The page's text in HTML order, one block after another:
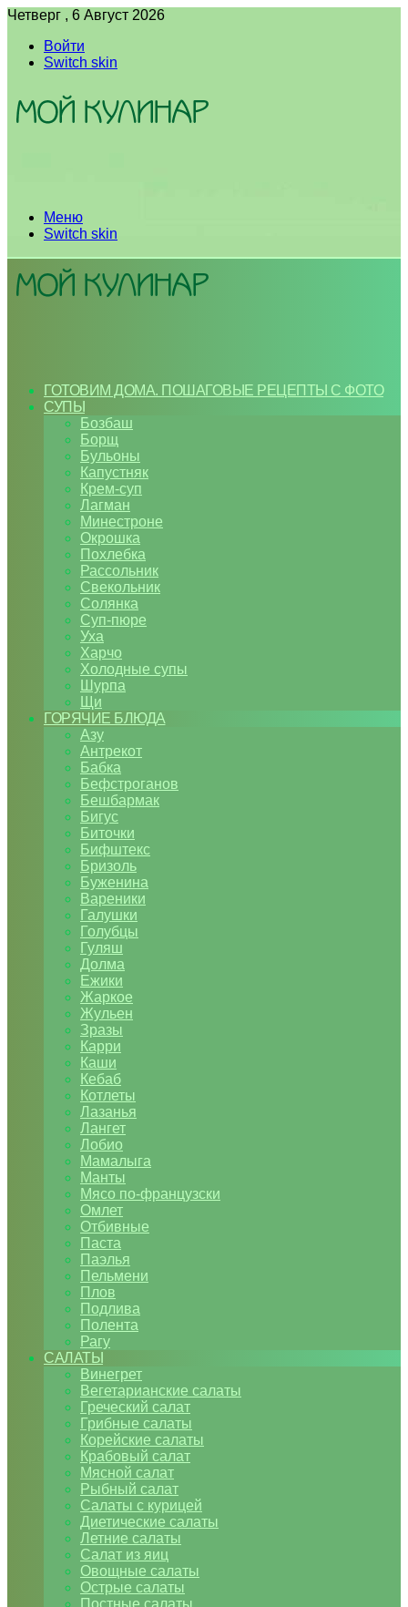
Четверг , 6 Август 2026
Войти
Switch skin
Меню
Switch skin
ГОТОВИМ ДОМА. ПОШАГОВЫЕ РЕЦЕПТЫ С ФОТО
СУПЫ
Бозбаш
Борщ
Бульоны
Капустняк
Крем-суп
Лагман
Минестроне
Окрошка
Похлебка
Рассольник
Свекольник
Солянка
Суп-пюре
Уха
Харчо
Холодные супы
Шурпа
Щи
ГОРЯЧИЕ БЛЮДА
Азу
Антрекот
Бабка
Бефстроганов
Бешбармак
Бигус
Биточки
Бифштекс
Бризоль
Буженина
Вареники
Галушки
Голубцы
Гуляш
Долма
Ежики
Жаркое
Жульен
Зразы
Карри
Каши
Кебаб
Котлеты
Лазанья
Лангет
Лобио
Мамалыга
Манты
Мясо по-французски
Омлет
Отбивные
Паста
Паэлья
Пельмени
Плов
Подлива
Полента
Рагу
САЛАТЫ
Винегрет
Вегетарианские салаты
Греческий салат
Грибные салаты
Корейские салаты
Крабовый салат
Мясной салат
Рыбный салат
Салаты с курицей
Диетические салаты
Летние салаты
Салат из яиц
Овощные салаты
Острые салаты
Постные салаты